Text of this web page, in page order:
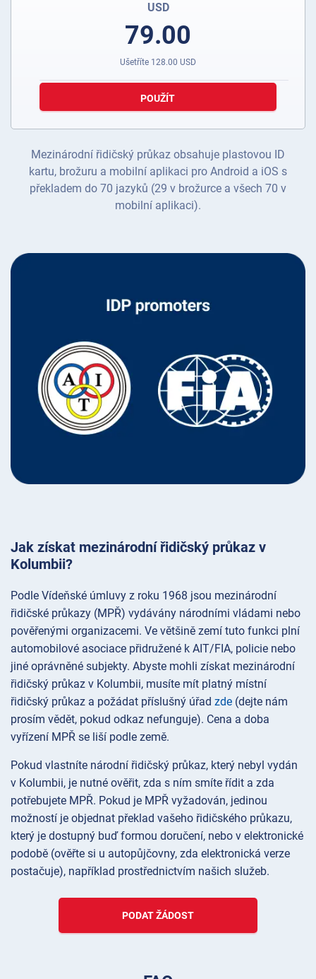
USD
79.00
Ušetříte 128.00 USD
POUŽÍT
Mezinárodní řidičský průkaz obsahuje plastovou ID
kartu, brožuru a mobilní aplikaci pro Android a iOS s
překladem do 70 jazyků (29 v brožurce a všech 70 v
mobilní aplikaci).
Jak získat mezinárodní řidičský průkaz v
Kolumbii?
Podle Vídeňské úmluvy z roku 1968 jsou mezinárodní
řidičské průkazy (MPŘ) vydávány národními vládami nebo
pověřenými organizacemi. Ve většině zemí tuto funkci plní
automobilové asociace přidružené k AIT/FIA, policie nebo
jiné oprávněné subjekty. Abyste mohli získat mezinárodní
řidičský průkaz v Kolumbii, musíte mít platný místní
řidičský průkaz a požádat příslušný úřad zde (dejte nám
prosím vědět, pokud odkaz nefunguje). Cena a doba
vyřízení MPŘ se liší podle země.
Pokud vlastníte národní řidičský průkaz, který nebyl vydán
v Kolumbii, je nutné ověřit, zda s ním smíte řídit a zda
potřebujete MPŘ. Pokud je MPŘ vyžadován, jedinou
možností je objednat překlad vašeho řidičského průkazu,
který je dostupný buď formou doručení, nebo v elektronické
podobě (ověřte si u autopůjčovny, zda elektronická verze
postačuje), například prostřednictvím našich služeb.
PODAT ŽÁDOST